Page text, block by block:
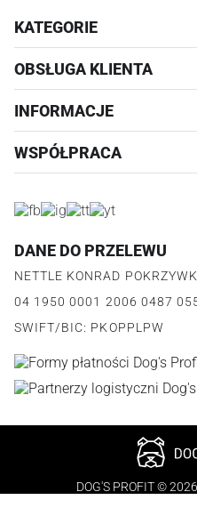
KATEGORIE
AKCESORIA
WYPRZEDAŻ
OBSŁUGA KLIENTA
REALIZACJA I WYSYŁKA
WYMIANA
PŁATNOŚCI
FAQ
INFORMACJE
KONTAKT
O PRODUKCIE
WSPÓŁPRACA
JAK DZIAŁA PROGRAM
REGULAMIN PROGRAMU
POLITYKA PRYWATNOŚCI
DANE DO PRZELEWU
NETTLE KONRAD
04 1950 0001 2006 0487
SWIFT/BIC: PKOPPLPW
DOG'S PROFIT ©